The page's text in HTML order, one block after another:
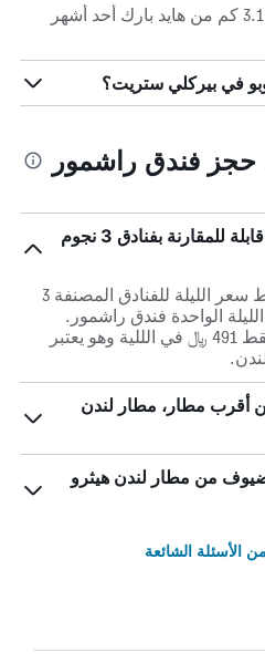
فندق راشمور على بعد حوالي 3.1 كم من هايد بارك أحد أشهر
في بيركلي ستريت؟
حجز فندق راشمور
هل الأسعار في فندق راشمور قابلة للمقارنة بفنادق 3 نجوم
هناك فرق يبلغ 26% في متوسط ​​سعر الليلة للفنادق المصنفة 3
الواحدة فندق راشمور.
السعر في فندق راشمور هو فقط 491 ﷼ في الللية وهو يعتبر
أقرب مطار، مطار لندن
من مطار لندن هيثرو
الأسئلة الشائعة